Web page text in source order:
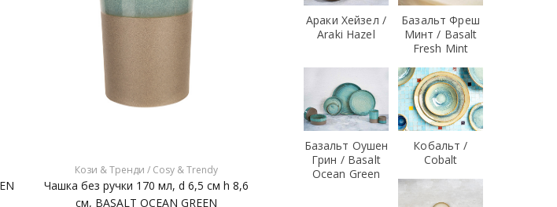
Араки Хейзел /
Araki Hazel
Базальт Фреш
Минт / Basalt
Fresh Mint
Базальт Оушен
Грин / Basalt
Ocean Green
Кобальт /
Cobalt
Кози & Тренди / Cosy & Trendy
Чашка без ручки 170 мл, d 6,5 см h 8,6
см, BASALT OCEAN GREEN